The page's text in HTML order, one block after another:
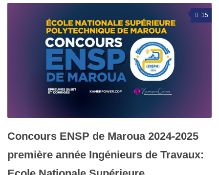
15
Concours ENSP de Maroua 2024-2025
première année Ingénieurs de Travaux: